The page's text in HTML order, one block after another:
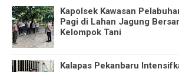
Kapolsek Kawasan
Pagi di Lahan Jagung
Kelompok Tani
Kalapas Pekanbaru